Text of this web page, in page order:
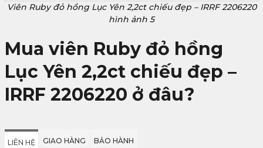
Viên Ruby đỏ hồng Lục Yên 2,2ct chiếu đẹp – IRRF 2206220
hình ảnh 5
Mua viên Ruby đỏ hồng
Lục Yên 2,2ct chiếu đẹp –
IRRF 2206220 ở đâu?
LIÊN HỆ GIAO HÀNG BẢO HÀNH